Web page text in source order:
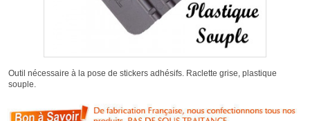
Outil nécessaire à la pose de stickers adhésifs. Raclette grise, plastique
souple.